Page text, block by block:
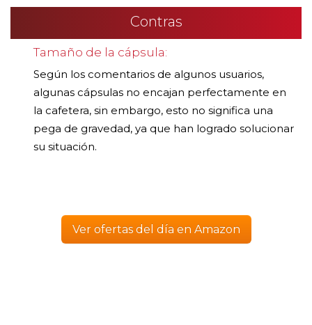
Contras
Tamaño de la cápsula:
Según los comentarios de algunos usuarios,
algunas cápsulas no encajan perfectamente en
la cafetera, sin embargo, esto no significa una
pega de gravedad, ya que han logrado solucionar
su situación.
Ver ofertas del día en Amazon